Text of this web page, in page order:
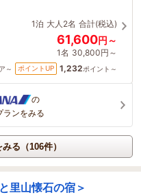
1泊 大人2名 合計(税込)
61,600円～
1名 30,800円～
～ ポイントUP 1,232ポイント～
の
ランをみる
る（106件）
里山懐石の宿＞